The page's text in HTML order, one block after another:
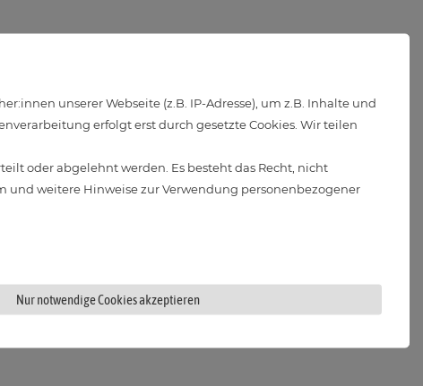
unserer Webseite (z.B. IP-Adresse), um z.B. Inhalte und
erfolgt erst durch gesetzte Cookies. Wir teilen
oder abgelehnt werden. Es besteht das Recht, nicht
und weitere Hinweise zur Verwendung personenbezogener
Nur notwendige Cookies akzeptieren